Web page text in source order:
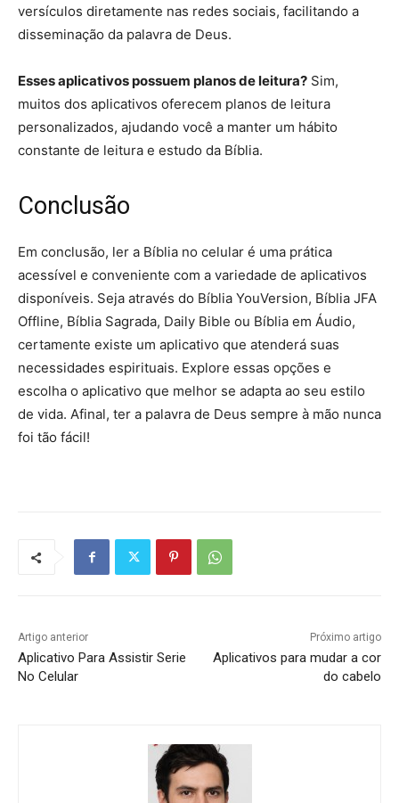
versículos diretamente nas redes sociais, facilitando a
disseminação da palavra de Deus.
Esses aplicativos possuem planos de leitura? Sim,
muitos dos aplicativos oferecem planos de leitura
personalizados, ajudando você a manter um hábito
constante de leitura e estudo da Bíblia.
Conclusão
Em conclusão, ler a Bíblia no celular é uma prática
acessível e conveniente com a variedade de aplicativos
disponíveis. Seja através do Bíblia YouVersion, Bíblia JFA
Offline, Bíblia Sagrada, Daily Bible ou Bíblia em Áudio,
certamente existe um aplicativo que atenderá suas
necessidades espirituais. Explore essas opções e
escolha o aplicativo que melhor se adapta ao seu estilo
de vida. Afinal, ter a palavra de Deus sempre à mão nunca
foi tão fácil!
Artigo anterior
Aplicativo Para Assistir Serie
No Celular
Próximo artigo
Aplicativos para mudar a cor
do cabelo